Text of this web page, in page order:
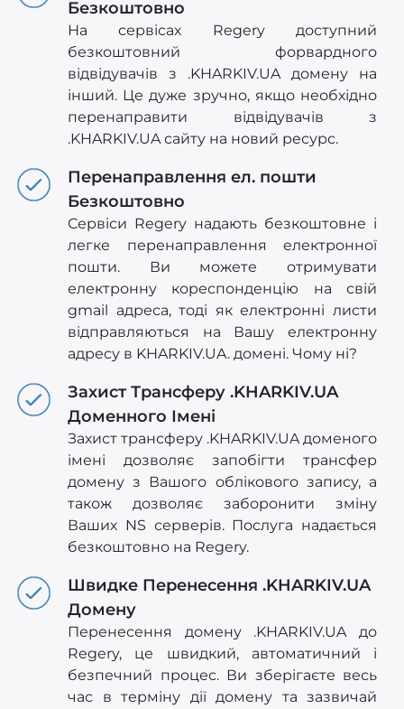
Безкоштовно
На сервісах Regery доступний
безкоштовний форвардного
відвідувачів з .KHARKIV.UA домену на
інший. Це дуже зручно, якщо необхідно
перенаправити відвідувачів з
.KHARKIV.UA сайту на новий ресурс.
Перенаправлення ел. пошти
Безкоштовно
Сервіси Regery надають безкоштовне і
легке перенаправлення електронної
пошти. Ви можете отримувати
електронну кореспонденцію на свій
gmail адреса, тоді як електронні листи
відправляються на Вашу електронну
адресу в KHARKIV.UA. домені. Чому ні?
Захист Трансферу .KHARKIV.UA
Доменного Імені
Захист трансферу .KHARKIV.UA доменого
імені дозволяє запобігти трансфер
домену з Вашого облікового запису, а
також дозволяє заборонити зміну
Ваших NS серверів. Послуга надається
безкоштовно на Regery.
Швидке Перенесення .KHARKIV.UA
Домену
Перенесення домену .KHARKIV.UA до
Regery, це швидкий, автоматичний і
безпечний процес. Ви зберігаєте весь
час в терміну дії домену та зазвичай